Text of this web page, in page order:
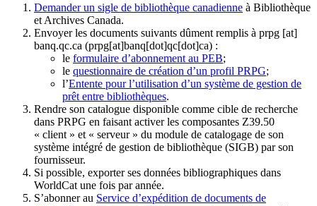
Demander un sigle de bibliothèque canadienne à Bibliothèque
et Archives Canada.
Envoyer les documents suivants dûment remplis à prpg [at]
banq.qc.ca (prpg[at]banq[dot]qc[dot]ca) :
le formulaire d’abonnement au PEB;
le questionnaire de création d’un profil PRPG;
l’Entente pour l’utilisation d’un système de gestion de
prêt entre bibliothèques.
Rendre son catalogue disponible comme cible de recherche
dans PRPG en faisant activer les composantes Z39.50
« client » et « serveur » du module de catalogage de son
système intégré de gestion de bibliothèque (SIGB) par son
fournisseur.
Si possible, exporter ses données bibliographiques dans
WorldCat une fois par année.
S’abonner au Service d’expédition de documents de